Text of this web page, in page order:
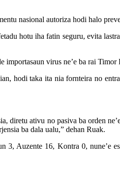
nasional autoriza hodi halo
hotu iha fatin seguru, evita
importasaun virus ne’e ba rai Timor
hodi taka ita nia fornteira no
diretu ativu no pasiva ba orden
ba dala ualu,” dehan Ruak.
3, Auzente 16, Kontra 0, nune’e